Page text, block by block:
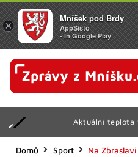
Aktuální teplota
Domů Sport Na
×
Mníšek pod Brdy
AppSisto
- In Google Play